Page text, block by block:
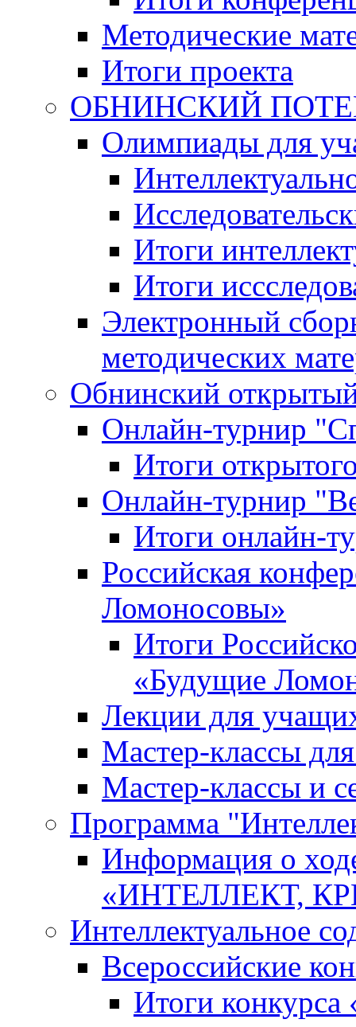
Методические
Итоги проекта
ОБНИНСКИЙ
Олимпиады для
Итоги
Итоги
Электронный
методических
Обнинский
Онлайн-турнир
Итоги
Онлайн-турнир
Итоги онлайн-
Российская
Ломоносовы»
Итоги
«Будущие
Лекции для
Мастер-классы
Мастер-классы и
Программа
Информация о
«ИНТЕЛЛЕКТ,
Интеллектуальное
Всероссийские
Итоги конкурса